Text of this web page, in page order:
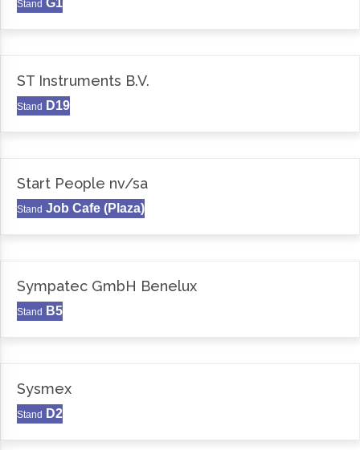
Stand G1
ST Instruments B.V.
Stand D19
Start People nv/sa
Stand Job Cafe (Plaza)
Sympatec GmbH Benelux
Stand B5
Sysmex
Stand D2